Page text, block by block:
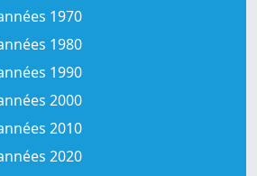
1970
1980
1990
2000
2010
2020